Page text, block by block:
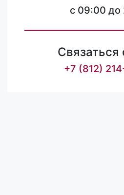
c 09:00 до
Связаться
+7 (812)